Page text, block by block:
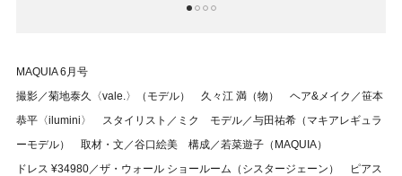
MAQUIA 6月号
撮影／菊地泰久〈vale.〉（モデル） 久々江 満（物） ヘア&メイク／笹本
恭平〈ilumini〉 スタイリスト／ミク モデル／与田祐希（マキアレギュラ
ーモデル） 取材・文／谷口絵美 構成／若菜遊子（MAQUIA）
ドレス ¥34980／ザ・ウォール ショールーム（シスタージェーン） ピアス